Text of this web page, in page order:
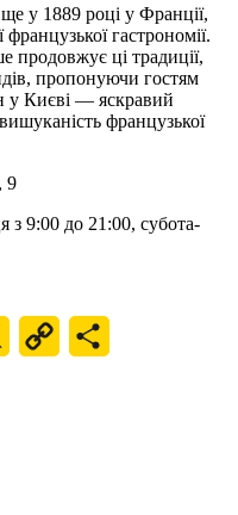
у 1889 році у Франції,
гастрономії.
продовжує ці традиції,
пропонуючи гостям
у Києві — яскравий
французької
9
з 9:00 до 21:00, субота-
Copy